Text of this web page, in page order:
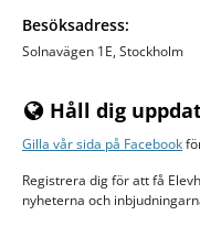
Besöksadress:
Solnavägen 1E, Stockholm
Håll dig
Gilla vårsida på Facebook
Registrera dig för att få
nyheterna och